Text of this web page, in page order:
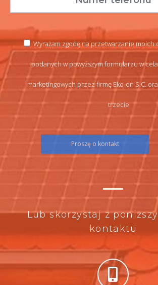
Wyrażam zgodę na przetwarzanie moich
podanych w powyższym formularzu w
marketingowych przez firmę Eko-on S.C.
trzecie
Lub skorzystaj z
kontaktu